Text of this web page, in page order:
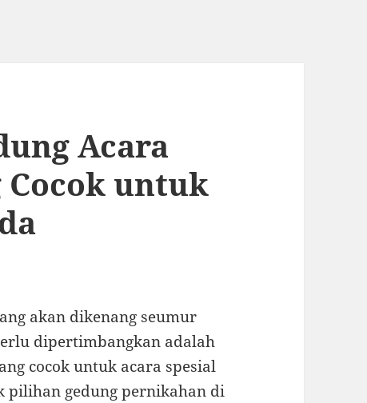
Acara
untuk
akan dikenang seumur
dipertimbangkan adalah
cocok untuk acara spesial
pilihan gedung pernikahan di